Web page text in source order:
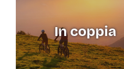
In coppia